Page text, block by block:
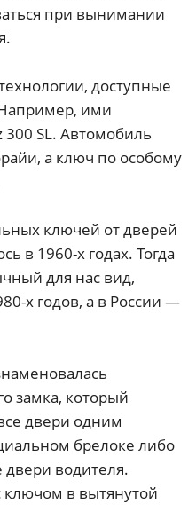
при вынимании
доступные
ими
300 SL. Автомобиль
а ключ по особому
ключей от дверей
в 1960-х годах. Тогда
для нас вид,
х годов, а в России —
замка, который
двери одним
брелоке либо
водителя.
ключом в вытянутой